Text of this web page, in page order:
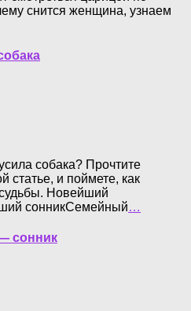
снится женщина, узнаем
собака? Прочтите
статье, и поймете, как
судьбы. Новейший
сонникСемейный…
сонник